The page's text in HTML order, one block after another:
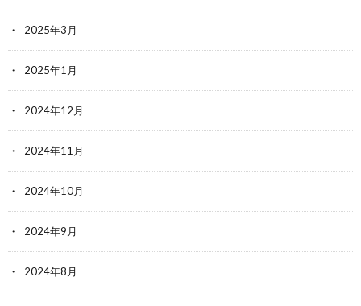
2025年3月
2025年1月
2024年12月
2024年11月
2024年10月
2024年9月
2024年8月